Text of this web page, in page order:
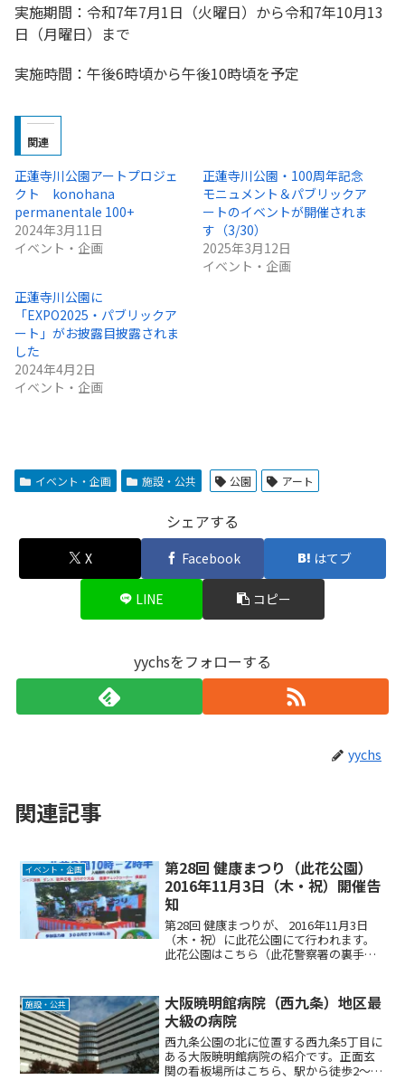
実施期間：令和7年7月1日（火曜日）から令和7年10月13
日（月曜日）まで
実施時間：午後6時頃から午後10時頃を予定
関連
正蓮寺川公園アートプロジェ
クト konohana
permanentale 100+
2024年3月11日
イベント・企画
正蓮寺川公園・100周年記念
モニュメント＆パブリックア
ートのイベントが開催されま
す（3/30）
2025年3月12日
イベント・企画
正蓮寺川公園に
「EXPO2025・パブリックア
ート」がお披露目披露されま
した
2024年4月2日
イベント・企画
イベント・企画 施設・公共 公園 アート
シェアする
X Facebook はてブ
LINE コピー
yychsをフォローする
yychs
関連記事
イベント・企画
第28回 健康まつり（此花公園）
2016年11月3日（木・祝）開催告
知
第28回 健康まつりが、 2016年11月3日
（木・祝）に此花公園にて行われます。
此花公園はこちら（此花警察署の裏手に
ませ。
施設・公共
大阪暁明館病院（西九条）地区最
大級の病院
西九条公園の北に位置する西九条5丁目に
ある大阪暁明館病院の紹介です。正面玄
関の看板場所はこちら、駅から徒歩2～3